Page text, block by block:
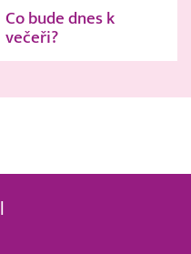
Co bude dnes k
večeři?